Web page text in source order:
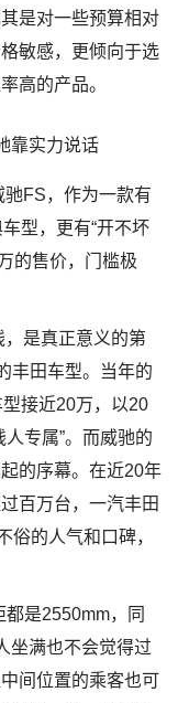
是对一些预算相对
敏感，更倾向于选
高的产品。
FS，作为一款有
型，更有“开不坏
的售价，门槛极
是真正意义的第
丰田车型。当年的
接近20万，以20
专属”。而威驰的
的序幕。在近20年
百万台，一汽丰田
俗的人气和口碑，
是2550mm，同
坐满也不会觉得过
间位置的乘客也可